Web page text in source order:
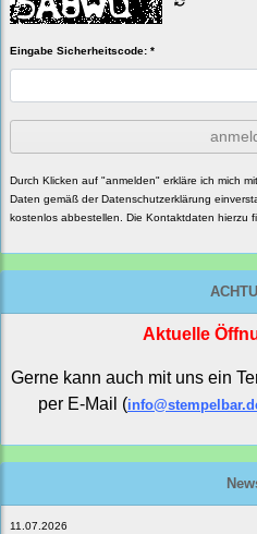
Eingabe Sicherheitscode: *
Durch Klicken auf "anmelden" erkläre ich mich
Daten gemäß der Datenschutzerklärung
kostenlos abbestellen. Die Kontaktdaten hierzu
Aktuelle
Gerne kann auch mit uns ein
per E-Mail (
11.07.2026